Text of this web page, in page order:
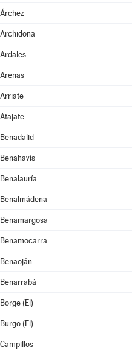
Árchez
Archidona
Ardales
Arenas
Arriate
Atajate
Benadalid
Benahavís
Benalauría
Benalmádena
Benamargosa
Benamocarra
Benaoján
Benarrabá
Borge (El)
Burgo (El)
Campillos